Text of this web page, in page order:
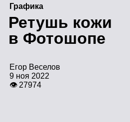
Графика
Ретушь кожи
в Фотошопе
Егор Веселов
9 ноя 2022
👁 27974